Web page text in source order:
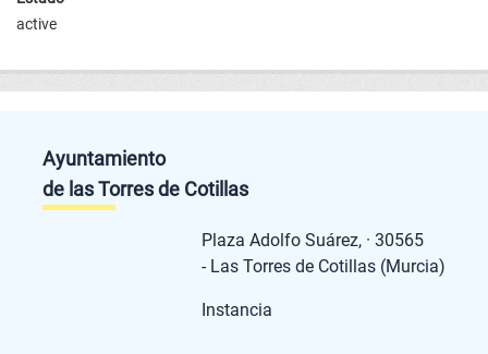
active
Ayuntamiento
de las Torres de Cotillas
Plaza Adolfo Suárez, · 30565
- Las Torres de Cotillas (Murcia)
Instancia